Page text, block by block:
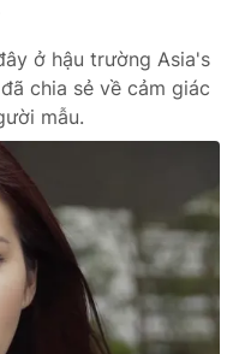
ở hậu trường Asia's
chia sẻ về cảm giác
mẫu.